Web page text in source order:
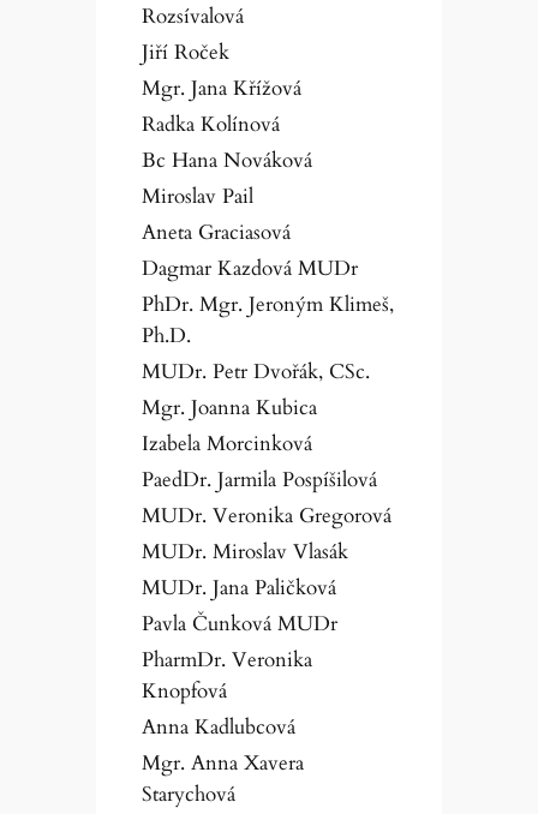
Rozsívalová
Jiří Roček
Mgr. Jana Křížová
Radka Kolínová
Bc Hana Nováková
Miroslav Pail
Aneta Graciasová
Dagmar Kazdová MUDr
PhDr. Mgr. Jeroným Klimeš,
Ph.D.
MUDr. Petr Dvořák, CSc.
Mgr. Joanna Kubica
Izabela Morcinková
PaedDr. Jarmila Pospíšilová
MUDr. Veronika Gregorová
MUDr. Miroslav Vlasák
MUDr. Jana Paličková
Pavla Čunková MUDr
PharmDr. Veronika
Knopfová
Anna Kadlubcová
Mgr. Anna Xavera
Starychová